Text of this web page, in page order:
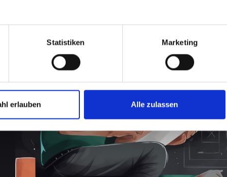
Statistiken Marketing
erlauben Alle zulassen